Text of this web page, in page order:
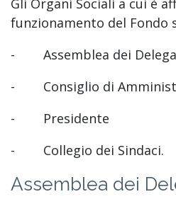
funzionamento del Fondo
- Assemblea dei
- Consiglio di
- Presidente
- Collegio dei Sindaci.
Assemblea dei